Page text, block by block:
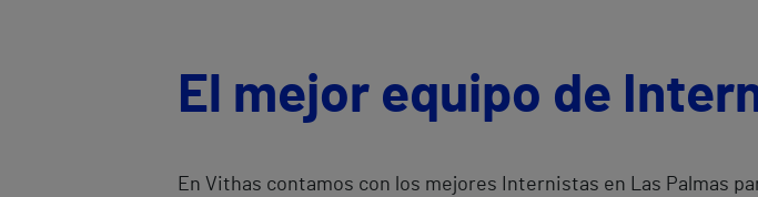
El mejor equipo de
En Vithas contamos con los mejores Internistas en Las Palmas